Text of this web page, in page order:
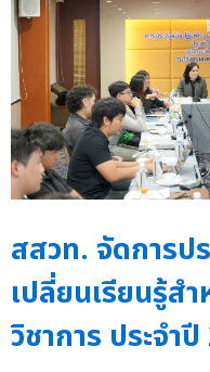
สสวท. จัดการป
เปลี่ยนเรียนรู้ส
วิชาการ ประจำ